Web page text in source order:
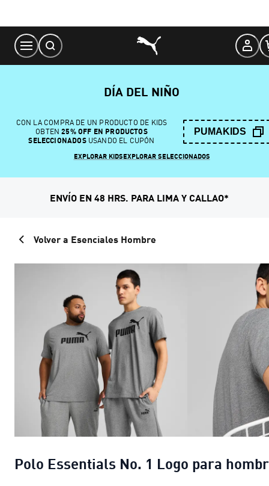
Content
DÍA DEL NIÑO
CON LA COMPRA DE UN PRODUCTO DE KIDS
OBTEN 25% OFF EN PRODUCTOS
SELECCIONADOSUSANDO EL CUPÓN
PUMAKIDS
EXPLORAR KIDSEXPLORAR SELECCIONADOS
ENVÍO EN 48 HRS. PARA LIMA Y CALLAO*
Volver a Esenciales Hombre
Polo Essentials No. 1 Logo para